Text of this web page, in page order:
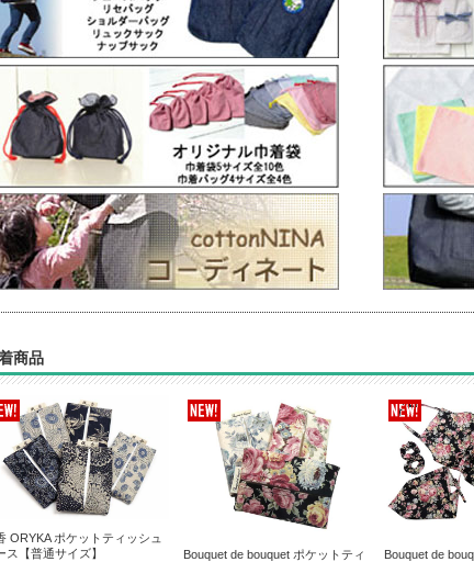
商品
ORYKA ポケットティッシュ
ス【普通サイズ】
Bouquet de bouquet ポケットティ
Bouquet de